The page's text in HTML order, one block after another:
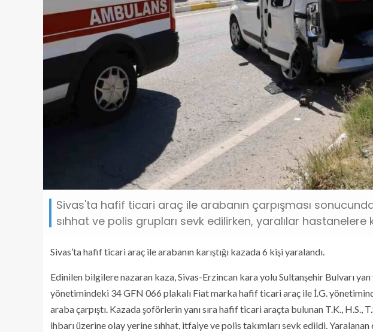
Sivas'ta hafif ticari araç ile arabanın çarpışması
sıhhat ve polis grupları sevk edilirken, yaralılar hastanelere
Sivas’ta hafif ticari araç ile arabanın karıştığı kazada 6 kişi yaralandı.
Edinilen bilgilere nazaran kaza, Sivas-Erzincan kara yolu Sultanşehir Bulvarı
yönetimindeki 34 GFN 066 plakalı Fiat marka hafif ticari araç ile İ.G.
araba çarpıştı. Kazada şoförlerin yanı sıra hafif ticari araçta bulunan T.K., H.S.,
ihbarı üzerine olay yerine sıhhat, itfaiye ve polis takımları sevk edildi.